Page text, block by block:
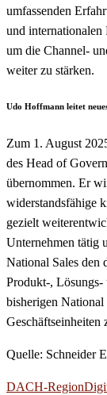
umfassenden
und internationalen
um die Channel-
weiter zu stärken.
Udo Hoffmann leitet
Zum 1. August
des Head of
übernommen. Er
widerstandsfähige
gezielt
Unternehmen tätig
National Sales den
Produkt-,
bisherigen
Geschäftseinheiten
Quelle: Schneider
DACH-Region